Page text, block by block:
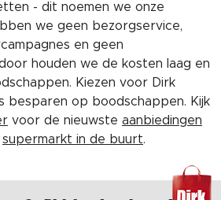
- dit noemen we onze
we geen bezorgservice,
en geen
houden we de kosten laag en
Kiezen voor Dirk
besparen op boodschappen. Kijk
voor de nieuwste aanbiedingen
supermarkt in de buurt.